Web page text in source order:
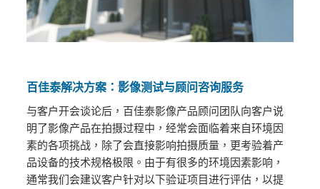
百佳泰解决方案：影像测试与顾问咨询服务
与客户开会谈论后，百佳泰影像产品顾问团队向客户说
明了影像产品在拍摄过程中，经常会面临着来自环境因
素的各项挑战，除了会直接影响拍摄质量，更考验着产
品设备的技术规格极限。由于有很多的环境因素影响，
通常我们会建议客户针对以下验证项目进行评估，以提